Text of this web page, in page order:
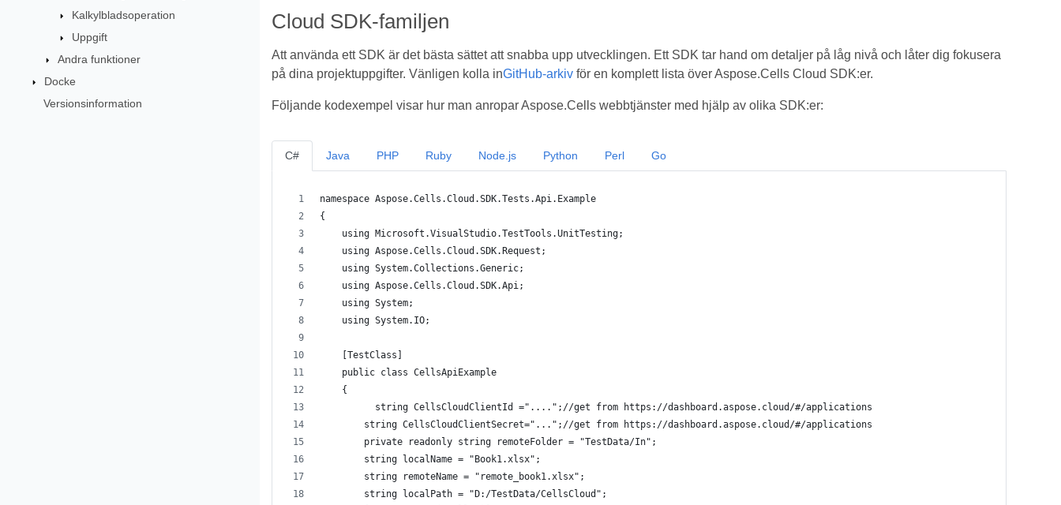
Kalkylbladsoperation
Uppgift
Andra funktioner
Docke
Versionsinformation
Cloud SDK-familjen
Att använda ett SDK är det bästa sättet att snabba upp utvecklingen. Ett SDK tar hand om detaljer på låg nivå och låter dig fokusera
på dina projektuppgifter. Vänligen kolla inGitHub-arkivför en komplett lista över Aspose.Cells Cloud SDK:er.
Följande kodexempel visar hur man anropar Aspose.Cells webbtjänster med hjälp av olika SDK:er:
C#
namespace Aspose.Cells.Cloud.SDK.Tests.Api.Example
{
    using Microsoft.VisualStudio.TestTools.UnitTesting;
    using Aspose.Cells.Cloud.SDK.Request;
    using System.Collections.Generic;
    using Aspose.Cells.Cloud.SDK.Api;
    using System;
    using System.IO;
    [TestClass]
    public class CellsApiExample
    {
          string CellsCloudClientId ="....";//get from https://dashboard.aspose.cloud/#/applications
        string CellsCloudClientSecret="...";//get from https://dashboard.aspose.cloud/#/applications
        private readonly string remoteFolder = "TestData/In";
        string localName = "Book1.xlsx";
        string remoteName = "remote_book1.xlsx";
        string localPath = "D:/TestData/CellsCloud";
Java PHP Ruby Node.js Python Perl Go